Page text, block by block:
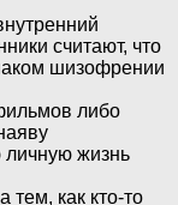
считают, что
шизофрении
либо
личную жизнь
тем, как кто-то